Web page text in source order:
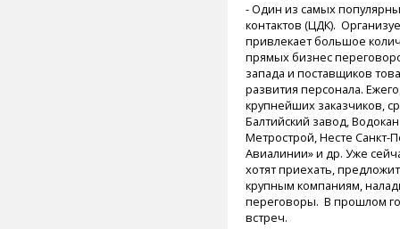
- Один из самых
контактов (ЦДК).
привлекает большое
прямых бизнес
запада и поставщиков
развития персонала.
крупнейших заказчиков,
Балтийский завод,
Метрострой, Несте Санкт-
Авиалинии» и др. Уже
хотят приехать,
крупным компаниям,
переговоры. В прошлом
встреч.